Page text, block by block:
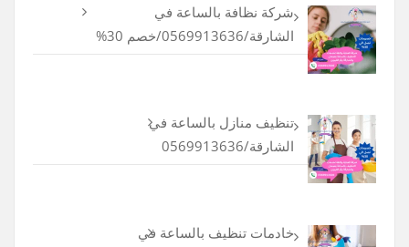
شركة نظافة بالساعة في
الشارقة/0569913636/خصم 30%
تنظيف منازل بالساعة في
الشارقة/0569913636
خادمات تنظيف بالساعة في